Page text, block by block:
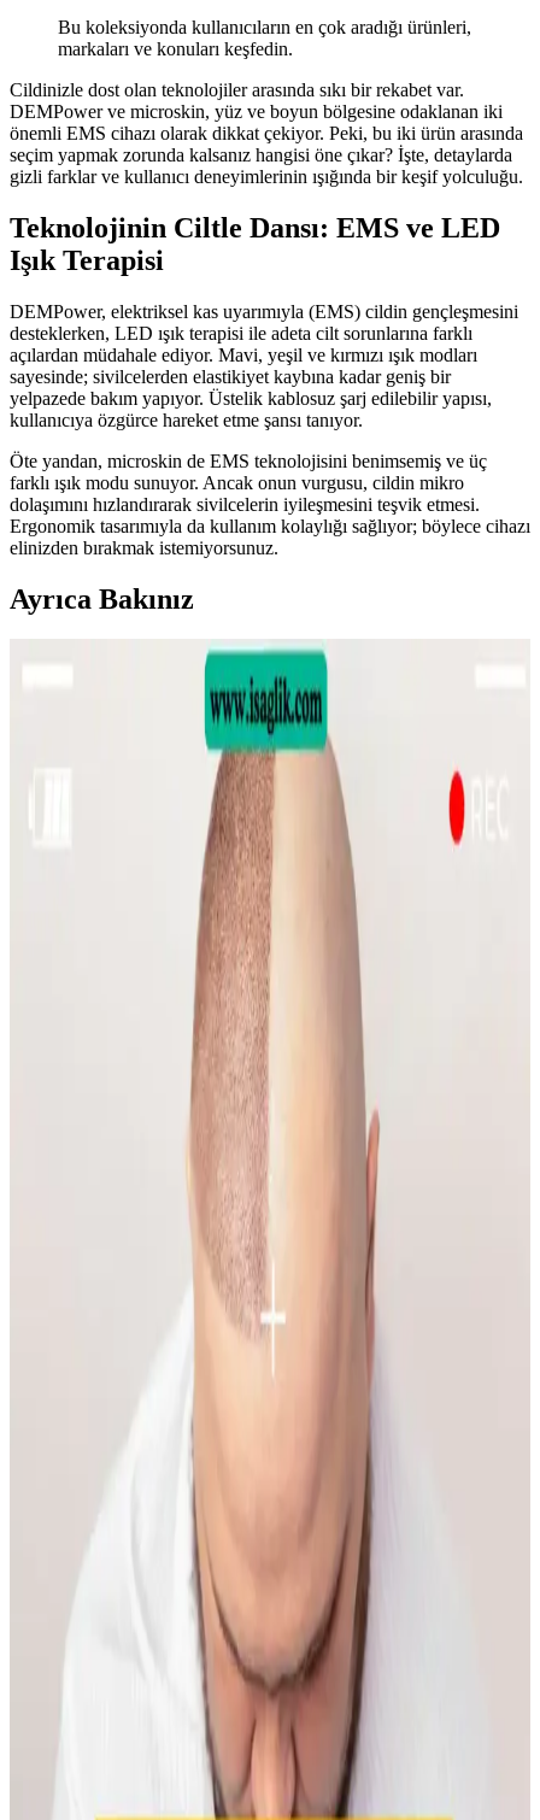
Bu koleksiyonda kullanıcıların en çok aradığı ürünleri,
markaları ve konuları keşfedin.
Cildinizle dost olan teknolojiler arasında sıkı bir rekabet var.
DEMPower ve microskin, yüz ve boyun bölgesine odaklanan iki
önemli EMS cihazı olarak dikkat çekiyor. Peki, bu iki ürün arasında
seçim yapmak zorunda kalsanız hangisi öne çıkar? İşte, detaylarda
gizli farklar ve kullanıcı deneyimlerinin ışığında bir keşif yolculuğu.
Teknolojinin Ciltle Dansı: EMS ve LED
Işık Terapisi
DEMPower, elektriksel kas uyarımıyla (EMS) cildin gençleşmesini
desteklerken, LED ışık terapisi ile adeta cilt sorunlarına farklı
açılardan müdahale ediyor. Mavi, yeşil ve kırmızı ışık modları
sayesinde; sivilcelerden elastikiyet kaybına kadar geniş bir
yelpazede bakım yapıyor. Üstelik kablosuz şarj edilebilir yapısı,
kullanıcıya özgürce hareket etme şansı tanıyor.
Öte yandan, microskin de EMS teknolojisini benimsemiş ve üç
farklı ışık modu sunuyor. Ancak onun vurgusu, cildin mikro
dolaşımını hızlandırarak sivilcelerin iyileşmesini teşvik etmesi.
Ergonomik tasarımıyla da kullanım kolaylığı sağlıyor; böylece cihazı
elinizden bırakmak istemiyorsunuz.
Ayrıca Bakınız
Sülfür Sabunu ile Sırt Aknesi Tedavisi: Etkiler,
Kullanım ve Öneriler
Sülfür sabunu, özellikle mantar kaynaklı sırt aknesinde etkili bir
tedavi seçeneği olarak öne çıkıyor. Kullanım sıklığı ve nemlendirme
önerileri ile cilt sağlığı korunmalı.
Emface Cilt Tedavisi: Yüz Hatları, Yaşlanma ve Cilt
Sağlığı Üzerine Analiz
Emface tedavisi yüz hatlarını belirginleştirirken, bazı kullanıcılar
ciltte hızlı yaşlanma belirtileri gözlemlemektedir. Tedavi etkileri,
yaşlanma ve yaşam tarzı faktörleriyle şekillenmektedir.
Gelin Makyajında Doğallık ve Kalıcılık İçin Temel
İpuçları ve Teknikler
Gelin makyajında doğal görünüm ile profesyonel fotoğraflarda
belirginlik dengelenmeli. Kaş, göz, allık, highlighter ve dudak
uygulamalarında doğru renk ve teknikler kullanılmalı, makyaj
Yüzde Belirli Bölgedeki Sivilce ve
Hiperpigmentasyonun Nedenleri ve Etkili Çözümleri
Yüzde belirli bir alandaki sivilce ve hiperpigmentasyonun nedenleri
temas dermatiti, bakteriyel enfeksiyon ve çevresel faktörler olabilir.
Doğru bakım ve dermatolojik destekle sorun yönetilebilir.
Makyaja Yeniden Başlamak İçin Temel Ürünler ve
Makyaja dönüşte cilt hazırlığı, doğru ürün seçimi ve göz yapısına
renk ve uyumu sağlar, günlük hayata kolaylıkla adapte olur.
İlkbahar ve Yaz Düğünleri İçin Doğal ve Şık
Makyaj Teknikleri ve Ürün Önerileri
İlkbahar ve yaz düğünlerinde doğal ve uyumlu makyaj için cilt tonu
uyumu, doğru ürün seçimi ve özel günlere uygun teknikler
önemlidir. Nemlendirme ve kirpik bakımı görünümü tamamlar.
Kaş Bölgesindeki Sivilceyi Gizlemek ve İyileştirmek
İçin Etkili Yöntemler
Kaş bölgesinde oluşan sivilcelerde buz uygulaması, antibakteriyel
kremler ve hidrojel bant kullanımı ile şişlik azaltılır. Yeşil renk
düzeltici ve kapatıcı ile makyajla görünüm minimize edilir, cilt
sağlığı korunur.